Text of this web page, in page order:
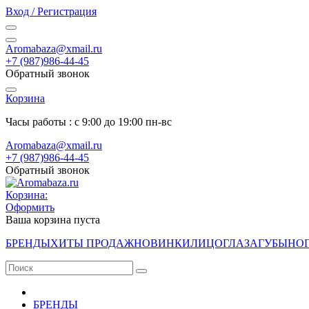
Вход / Регистрация
Aromabaza@xmail.ru
+7 (987)986-44-45
Обратный звонок
Корзина
Часы работы : с 9:00 до 19:00 пн-вс
Aromabaza@xmail.ru
+7 (987)986-44-45
Обратный звонок
Корзина:
Оформить
Ваша корзина пуста
БРЕНДЫХИТЫ ПРОДАЖНОВИНКИЛИЦОГЛАЗАГУБЫ
БРЕНДЫ